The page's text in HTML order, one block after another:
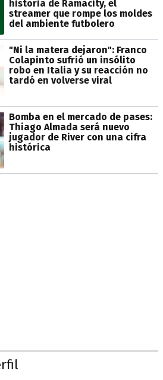
historia de Ramacity, el
streamer que rompe los moldes
del ambiente futbolero
"Ni la matera dejaron": Franco
Colapinto sufrió un insólito
robo en Italia y su reacción no
tardó en volverse viral
Bomba en el mercado de pases:
Thiago Almada será nuevo
jugador de River con una cifra
histórica